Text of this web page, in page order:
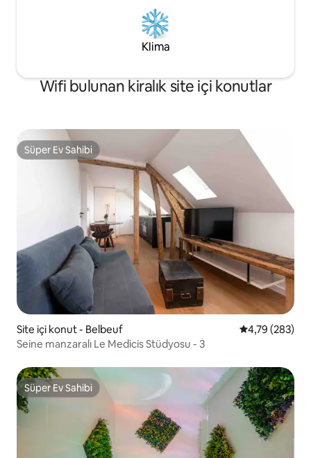
Klima
Wifi bulunan kiralık site içi konutlar
Süper Ev Sahibi
Süper Ev Sahibi
Site içi konut - Belbeuf 5 üzerinden
4,79 (283)
Seine manzaralı Le Medicis Stüdyosu - 3
Süper Ev Sahibi
Süper Ev Sahibi